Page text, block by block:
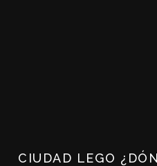
CIUDAD LEGO